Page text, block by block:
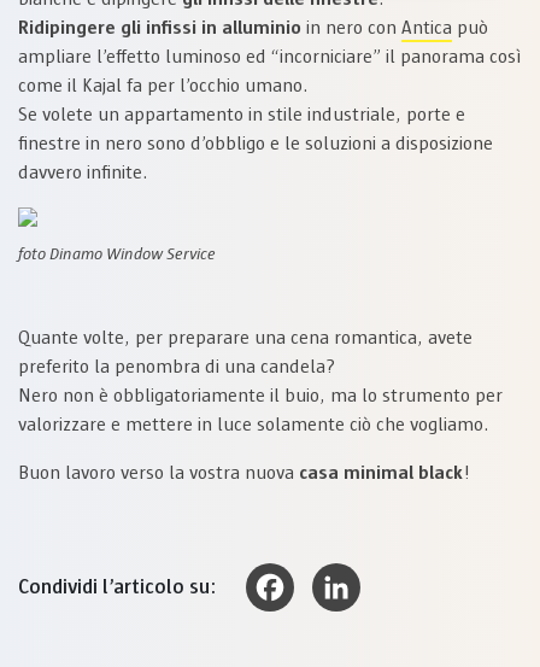
Ridipingere gli infissi in alluminio in nero con Antica può
ampliare l’effetto luminoso ed “incorniciare” il panorama così
come il Kajal fa per l’occhio umano.
Se volete un appartamento in stile industriale, porte e
finestre in nero sono d’obbligo e le soluzioni a disposizione
davvero infinite.
foto Dinamo Window Service
Quante volte, per preparare una cena romantica, avete
preferito la penombra di una candela?
Nero non è obbligatoriamente il buio, ma lo strumento per
valorizzare e mettere in luce solamente ciò che vogliamo.
Buon lavoro verso la vostra nuova casa minimal black!
Condividi l’articolo su:
FacebookLinkedIn